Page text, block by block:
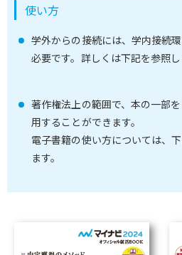
使い方
学外からの接続には、学内接続
必要です。詳しくは下記を参照し
著作権法上の範囲で、本の一部
用することができます。
電子書籍の使い方については、
ます。